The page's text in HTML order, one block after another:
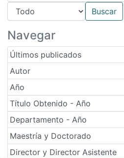
Navegar
Últimos publicados
Autor
Año
Título Obtenido - Año
Departamento - Año
Maestría y Doctorado
Director y Director Asistente